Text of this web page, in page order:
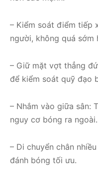
– Kiểm soát điểm tiếp
người, không quá sớm
– Giữ mặt vợt thẳng
để kiểm soát quỹ đạo
– Nhắm vào giữa sân:
nguy cơ bóng ra ngoài.
– Di chuyển chân
đánh bóng tối ưu.